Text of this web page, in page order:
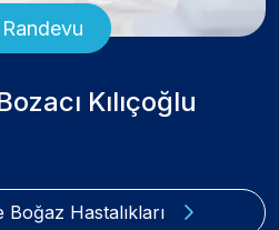
Randevu
Kılıçoğlu
Hastalıkları